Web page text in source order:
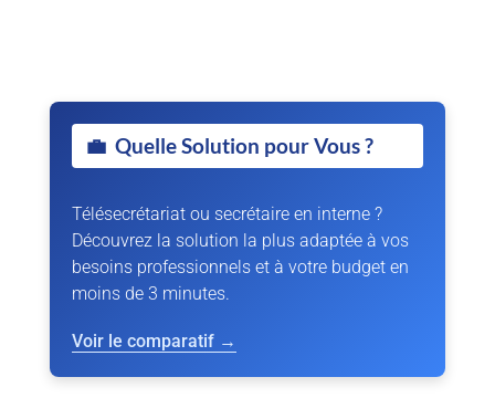
💼 Quelle Solution pour Vous ?
Télésecrétariat ou secrétaire en interne ?
Découvrez la solution la plus adaptée à vos
besoins professionnels et à votre budget en
moins de 3 minutes.
Voir le comparatif →